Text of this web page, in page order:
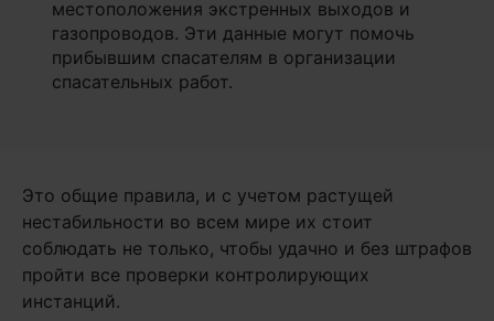
местоположения экстренных выходов и
газопроводов. Эти данные могут помочь
прибывшим спасателям в организации
спасательных работ.
Это общие правила, и с учетом растущей
нестабильности во всем мире их стоит
соблюдать не только, чтобы удачно и без штрафов
пройти все проверки контролирующих
инстанций.